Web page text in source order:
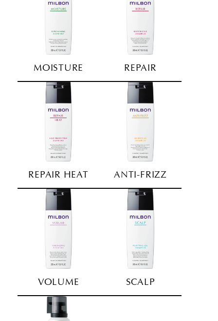
MOISTURE REPAIR
REPAIR HEAT ANTI-FRIZZ
VOLUME SCALP